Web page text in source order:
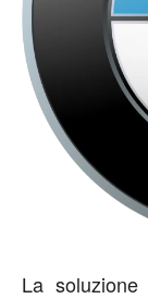
La